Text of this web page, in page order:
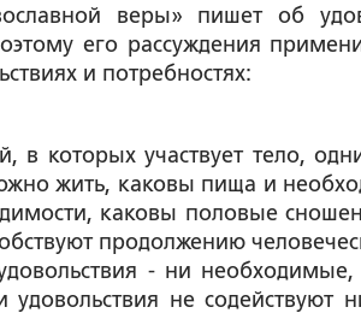
веры» пишет об
его рассуждения
и потребностях:
в которых участвует тело,
жить, каковы пища и
каковы половые
продолжению
- ни
удовольствия не